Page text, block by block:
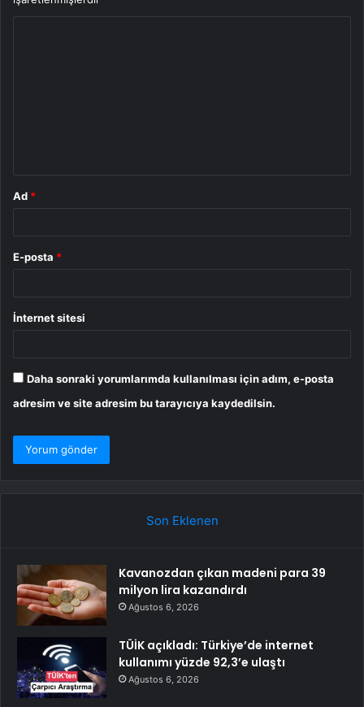
Ad *
E-posta *
İnternet sitesi
Daha sonraki yorumlarımda kullanılması için adım, e-posta
adresim ve site adresim bu tarayıcıya kaydedilsin.
Son Eklenen
Kavanozdan çıkan madeni para 39
milyon lira kazandırdı
Ağustos 6, 2026
TÜİK açıkladı: Türkiye’de internet
kullanımı yüzde 92,3’e ulaştı
Ağustos 6, 2026